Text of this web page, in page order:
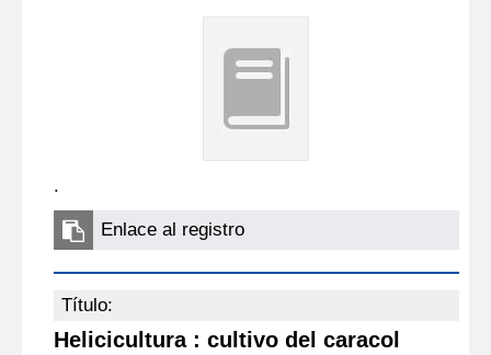
.
Enlace al registro
Título:
Helicicultura : cultivo del caracol